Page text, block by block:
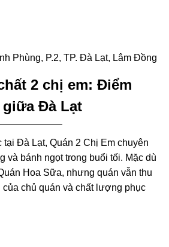
Phùng, P.2, TP. Đà Lạt, Lâm Đồng
2 chị em: Điểm
giữa Đà Lạt
tại Đà Lạt, Quán 2 Chị Em chuyên
và bánh ngọt trong buổi tối. Mặc dù
Hoa Sữa, nhưng quán vẫn thu
chủ quán và chất lượng phục